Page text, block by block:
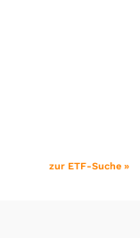
zur ETF-Suche »